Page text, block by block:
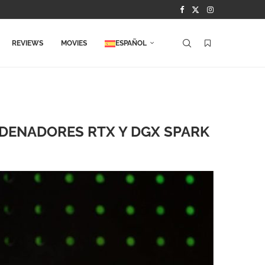
REVIEWS MOVIES ESPAÑOL
RTX Y DGX SPARK